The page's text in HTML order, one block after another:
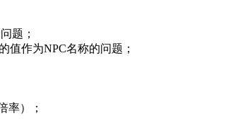
题；
值作为NPC名称的问题；
率）；